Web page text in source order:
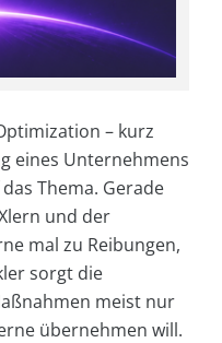
– kurz
eines Unternehmens
Thema. Gerade
und der
mal zu Reibungen,
sorgt die
meist nur
übernehmen will.